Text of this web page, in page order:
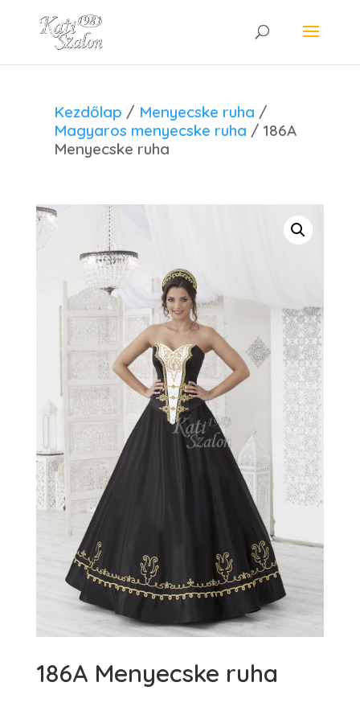
Kezdőlap / Menyecske ruha /
Magyaros menyecske ruha / 186A
Menyecske ruha
186A Menyecske ruha